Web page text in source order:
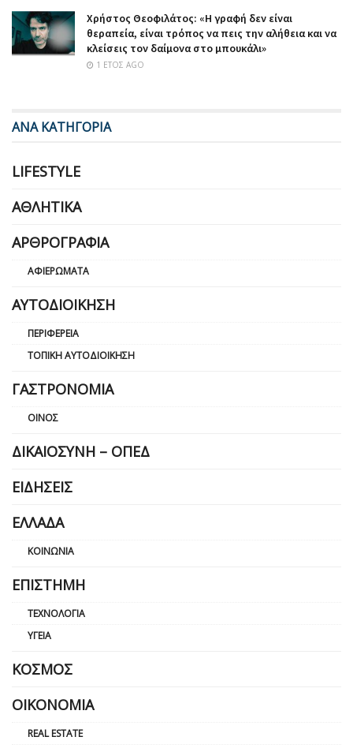
Χρήστος Θεοφιλάτος: «Η γραφή δεν είναι
θεραπεία, είναι τρόπος να πεις την αλήθεια και να
κλείσεις τον δαίμονα στο μπουκάλι»
1 ΈΤΟΣ AGO
ΑΝΑ ΚΑΤΗΓΟΡΙΑ
LIFESTYLE
ΑΘΛΗΤΙΚΆ
ΑΡΘΡΟΓΡΑΦΊΑ
ΑΦΙΕΡΏΜΑΤΑ
ΑΥΤΟΔΙΟΊΚΗΣΗ
ΠΕΡΙΦΈΡΕΙΑ
ΤΟΠΙΚΉ ΑΥΤΟΔΙΟΊΚΗΣΗ
ΓΑΣΤΡΟΝΟΜΊΑ
ΟΊΝΟΣ
ΔΙΚΑΙΟΣΎΝΗ – ΟΠΕΔ
ΕΙΔΉΣΕΙΣ
ΕΛΛΆΔΑ
ΚΟΙΝΩΝΊΑ
ΕΠΙΣΤΉΜΗ
ΤΕΧΝΟΛΟΓΊΑ
ΥΓΕΊΑ
ΚΌΣΜΟΣ
ΟΙΚΟΝΟΜΊΑ
REAL ESTATE